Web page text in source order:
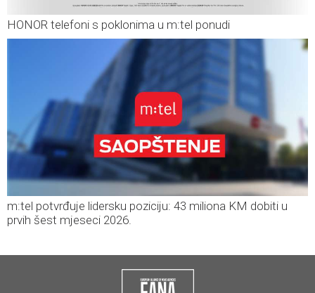
HONOR telefoni s poklonima u m:tel ponudi
m:tel potvrđuje lidersku poziciju: 43 miliona KM dobiti u
prvih šest mjeseci 2026.